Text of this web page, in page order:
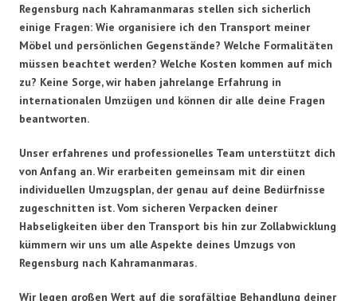
Regensburg nach Kahramanmaras stellen sich sicherlich
einige Fragen: Wie organisiere ich den Transport meiner
Möbel und persönlichen Gegenstände? Welche Formalitäten
müssen beachtet werden? Welche Kosten kommen auf mich
zu? Keine Sorge, wir haben jahrelange Erfahrung in
internationalen Umzügen und können dir alle deine Fragen
beantworten.
Unser erfahrenes und professionelles Team unterstützt dich
von Anfang an. Wir erarbeiten gemeinsam mit dir einen
individuellen Umzugsplan, der genau auf deine Bedürfnisse
zugeschnitten ist. Vom sicheren Verpacken deiner
Habseligkeiten über den Transport bis hin zur Zollabwicklung
kümmern wir uns um alle Aspekte deines Umzugs von
Regensburg nach Kahramanmaras.
Wir legen großen Wert auf die sorgfältige Behandlung deiner